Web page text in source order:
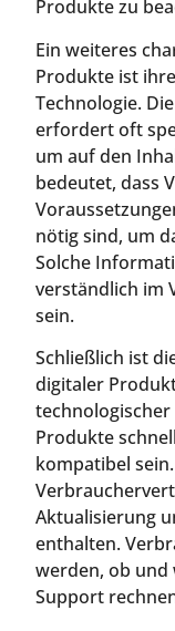
Produkte zu
Ein weiteres
Produkte ist
Technologie.
erfordert oft
um auf den
bedeutet, dass
nötig sind, um
Solche
verständlich im
sein.
Schließlich ist
digitaler
Produkte
kompatibel
Aktualisierung
enthalten.
werden, ob und
Support